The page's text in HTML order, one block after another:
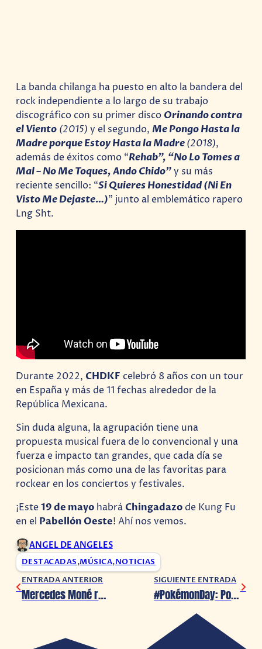
La banda chilanga ha puesto en alto la bandera del
rock independiente a lo largo de su trabajo
discográfico con su primer disco Orinando contra
el Viento (2015)y el segundo,Me Pongo Hasta la
Madre porque Estoy Hasta la Madre(2018),
además de éxitos como “Rehab”, “No Lo Tomes a
Mal – No Me Toques, Ando Chido”y su más
reciente sencillo: “Si Quieres Honestidad (Ni En
Visto Me Dejaste…)” junto al emblemático rapero
Lng Sht.
Durante 2022, CHDKFcelebró 8 años con un tour
en España y más de 11 fechas alrededor de la
República Mexicana.
Sin duda alguna, la agrupación tiene una
propuesta musical fuera de lo convencional y una
fuerza e impacto tan grandes, que cada día se
posicionan más como una de las favoritas para
rockear en los conciertos y festivales.
¡Este19 de mayo habrá Chingadazode Kung Fu
en el Pabellón Oeste! Ahí nos vemos.
ANGEL DE ANGELES
DESTACADAS,MÚSICA,NOTICIAS
ENTRADA ANTERIOR
Mercedes Moné rindió homenaje a Hana Kimura
SIGUIENTE ENTRADA
#PokémonDay: Pokémon Café ReMix ¡Recibirá los 3 iniciales de Paldea!